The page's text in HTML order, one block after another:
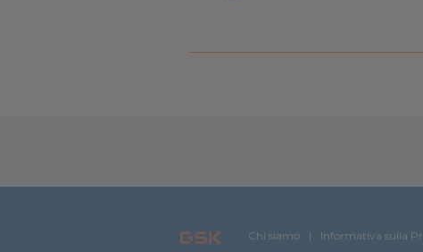
Chi siamo Informativa sulla